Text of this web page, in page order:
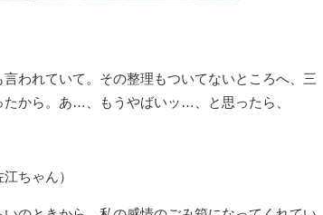
われていて。その整理もついてないところへ、三
から。あ…、もうやばいッ…、と思ったら、
ちゃん）